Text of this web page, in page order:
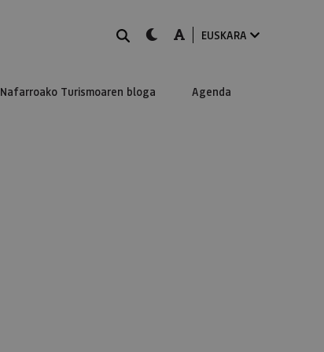
BILATUdark-mode
A-modeEUSKARA
Nafarroako Turismoaren bloga Agenda